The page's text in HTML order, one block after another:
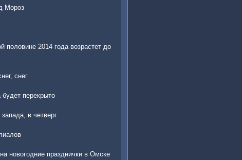
Мороз
2014 года возрастет до
снег
перекрыто
в четверг
новогодние празднички в Омске